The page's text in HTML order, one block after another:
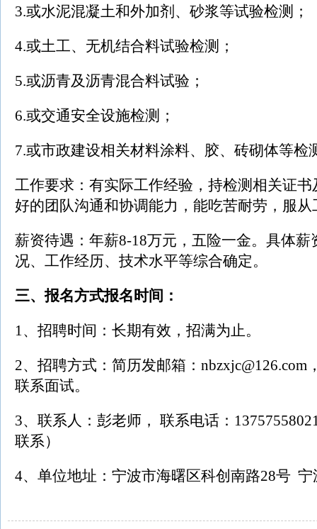
3.或水泥混凝土和外加剂、砂浆等试验检测；
4.或土工、无机结合料试验检测；
5.或沥青及沥青混合料试验；
6.或交通安全设施检测；
7.或市政建设相关材料涂料、胶、砖砌体等检
工作要求：有实际工作经验，持检测相关证
好的团队沟通和协调能力，能吃苦耐劳，服从
薪资待遇：年薪8-18万元，五险一金。具体
况、工作经历、技术水平等综合确定。
三、报名方式报名时间：
1、招聘时间：长期有效，招满为止。
2、招聘方式：简历发邮箱：
联系面试。
3、联系人：彭老师， 联系电话：
联系）
4、单位地址：宁波市海曙区科创南路28号